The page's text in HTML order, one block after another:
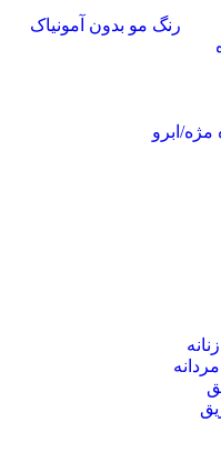
رنگ مو بدون آمونیاک
ابرو